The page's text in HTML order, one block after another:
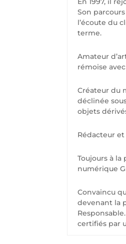
Son
l’écoute du
terme.
Amateur
rémoise
Créateur du
déclinée
objets
Rédacteur
Toujours à
numérique
Convaincu
devenant la
certifiés par